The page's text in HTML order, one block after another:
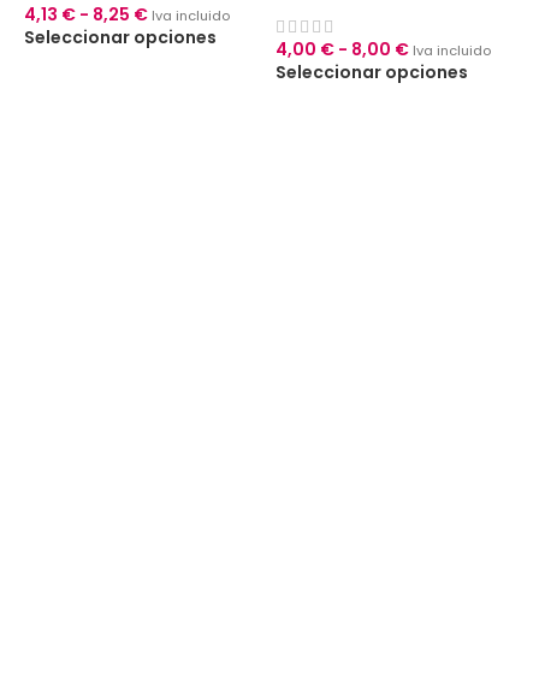
4,13 € - 8,25 € Iva incluido
Seleccionar opciones
4,00 € - 8,00 € Iva incluido
Seleccionar opciones